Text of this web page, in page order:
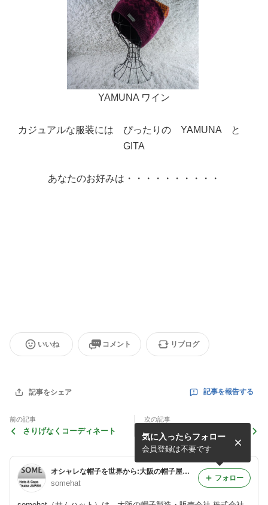
YAMUNA ワイン
カジュアルな服装には ぴったりの YAMUNA と
GITA
あなたのお好みは・・・・・・・・・・
いいね コメント リブログ
記事をシェア 記事を報告する
前の記事
さりげなくコーディネート
次の記事
オシャレな帽子を世界から:大阪の帽子屋さんsomehat(サムハット)のブログ
somehat
気に入ったらフォロー
会員登録は不要です
フォロー